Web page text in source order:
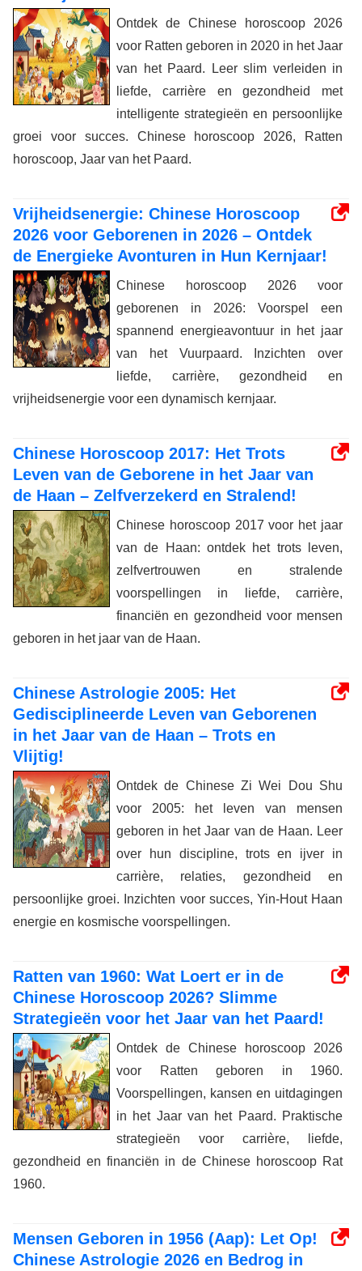
Ontdek de Chinese horoscoop 2026
voor Ratten geboren in 2020 in het Jaar
van het Paard. Leer slim verleiden in
liefde, carrière en gezondheid met
intelligente strategieën en persoonlijke
groei voor succes. Chinese horoscoop 2026, Ratten
horoscoop, Jaar van het Paard.
Vrijheidsenergie: Chinese Horoscoop
2026 voor Geborenen in 2026 – Ontdek
de Energieke Avonturen in Hun Kernjaar!
Chinese horoscoop 2026 voor
geborenen in 2026: Voorspel een
spannend energieavontuur in het jaar
van het Vuurpaard. Inzichten over
liefde, carrière, gezondheid en
vrijheidsenergie voor een dynamisch kernjaar.
Chinese Horoscoop 2017: Het Trots
Leven van de Geborene in het Jaar van
de Haan – Zelfverzekerd en Stralend!
Chinese horoscoop 2017 voor het jaar
van de Haan: ontdek het trots leven,
zelfvertrouwen en stralende
voorspellingen in liefde, carrière,
financiën en gezondheid voor mensen
geboren in het jaar van de Haan.
Chinese Astrologie 2005: Het
Gedisciplineerde Leven van Geborenen
in het Jaar van de Haan – Trots en
Vlijtig!
Ontdek de Chinese Zi Wei Dou Shu
voor 2005: het leven van mensen
geboren in het Jaar van de Haan. Leer
over hun discipline, trots en ijver in
carrière, relaties, gezondheid en
persoonlijke groei. Inzichten voor succes, Yin-Hout Haan
energie en kosmische voorspellingen.
Ratten van 1960: Wat Loert er in de
Chinese Horoscoop 2026? Slimme
Strategieën voor het Jaar van het Paard!
Ontdek de Chinese horoscoop 2026
voor Ratten geboren in 1960.
Voorspellingen, kansen en uitdagingen
in het Jaar van het Paard. Praktische
strategieën voor carrière, liefde,
gezondheid en financiën in de Chinese horoscoop Rat
1960.
Mensen Geboren in 1956 (Aap): Let Op!
Chinese Astrologie 2026 en Bedrog in